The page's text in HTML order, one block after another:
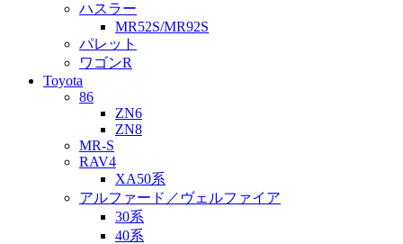
ハスラー
MR52S/MR92S
パレット
ワゴンR
Toyota
86
ZN6
ZN8
MR-S
RAV4
XA50系
アルファード／ヴェルファイア
30系
40系